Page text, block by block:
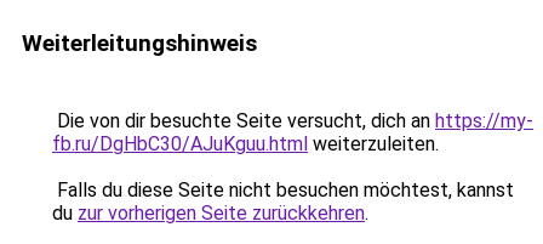
Weiterleitungshinweis
Die von dir besuchte Seite versucht, dich an https://my-
fb.ru/DgHbC30/AJuKguu.html weiterzuleiten.
Falls du diese Seite nicht besuchen möchtest, kannst
du zur vorherigen Seite zurückkehren.